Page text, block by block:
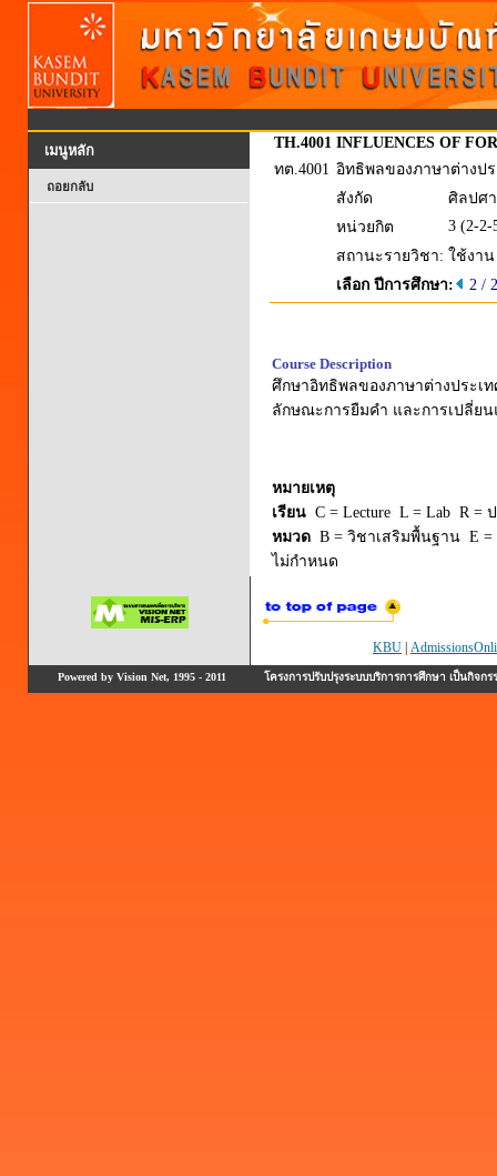
เมนูหลัก
ถอยกลับ
TH.4001 INFLUENCES OF
ทต.4001 อิทธิพลของภาษาต่างป
สังกัด
ศิลปศ
หน่วยกิต
3 (2-2-
สถานะรายวิชา: ใช้งาน
เลือก ปีการศึกษา:
2 /
Course Description
ศึกษาอิทธิพลของภาษาต่างประเ
ลักษณะการยืมคำ และการเปลี่ย
หมายเหตุ
เรียน C = Lecture L = Lab R =
หมวด B = วิชาเสริมพื้นฐาน E
ไม่กำหนด
KBU
Powered by Vision Net, 1995 - 2011 โครงการปรับปรุงระบบบริการการศึกษา เป็นกิ